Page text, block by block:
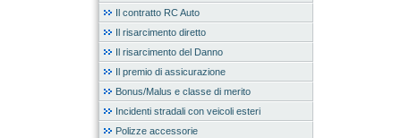
Il contratto RC Auto
Il risarcimento diretto
Il risarcimento del Danno
Il premio di assicurazione
Bonus/Malus e classe di merito
Incidenti stradali con veicoli esteri
Polizze accessorie